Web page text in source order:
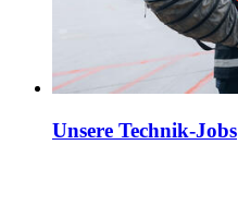
Unsere Technik-Jobs